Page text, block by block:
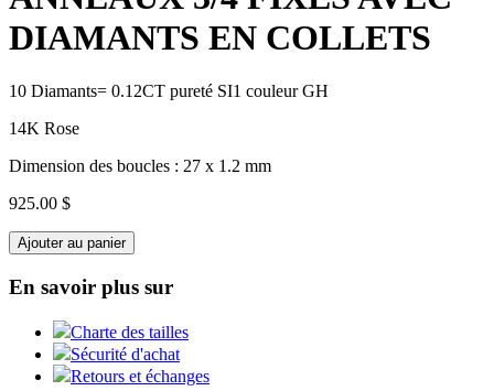
DIAMANTS EN COLLETS
10 Diamants= 0.12CT pureté SI1 couleur GH
14K Rose
Dimension des boucles : 27 x 1.2 mm
925.00 $
Ajouter au panier
En savoir plus sur
Charte des tailles
Sécurité d'achat
Retours et échanges